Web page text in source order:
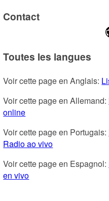
Contact
Toutes les langues
Voir cette page en Anglais:
Voir cette page en Allemand:
online
Voir cette page en Portugais:
Radio ao vivo
Voir cette page en Espagnol:
en vivo